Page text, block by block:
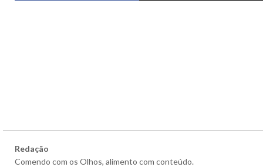
Redação
Comendo com os Olhos, alimento com conteúdo.